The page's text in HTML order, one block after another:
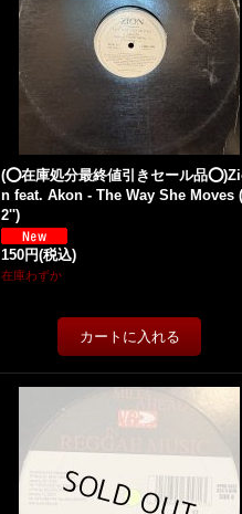
(⭕️在庫処分最終値引きセール品
n feat. Akon - The Way She Moves
2'')
150円(税込)
在庫わずか